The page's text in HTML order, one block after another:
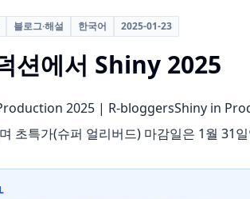
블로그·해설 한국어 2025-01-23
션에서 Shiny 2025
2025 | R-bloggersShiny in
초특가(슈퍼 얼리버드) 마감일은 1월 31